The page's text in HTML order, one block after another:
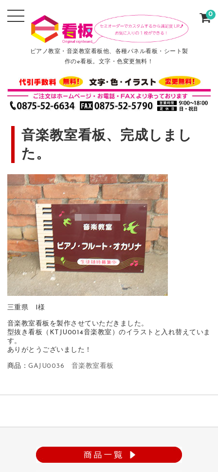
ピアノ教室・音楽教室看板他、各種パネル看板・シート製
作のe看板。文字・色変更無料！
0
音楽教室看板、完成しまし
た。
三重県 I様
音楽教室看板を製作させていただきました。
型抜き看板（KTJU0014音楽教室）のイラストと入れ替えていま
す。
ありがとうございました！
商品：GAJU0036 音楽教室看板